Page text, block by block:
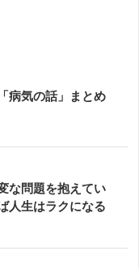
病気の話」まとめ
な問題を抱えてい
人生はラクになる